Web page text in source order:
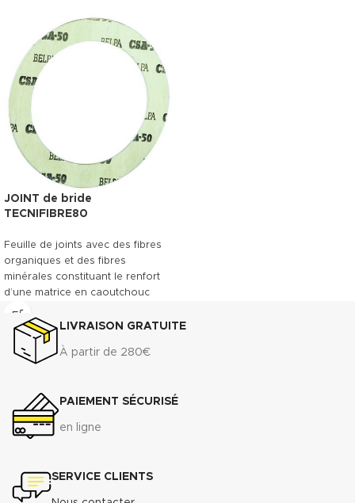
JOINT de bride
TECNIFIBRE80
Feuille de joints avec des fibres
organiques et des fibres
minérales constituant le renfort
d’une matrice en caoutchouc
NBR. Le TECNIFIBRE80 possède
ainsi une gamme étendue
d’emplois assurant une bonne
résistance.
Densité (+ 10%) :1.75 g/cm3
Compressibilité ASTM F-36 A
7% - 15%
Résistance à la traction
transversale ASTM F-152 :
LIVRAISON GRATUITE
À partir de 280€
PAIEMENT SÉCURISÉ
en ligne
SERVICE CLIENTS